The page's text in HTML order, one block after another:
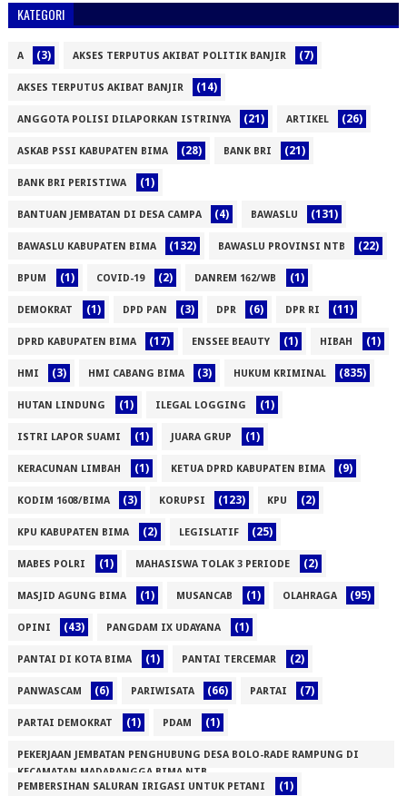
KATEGORI
A (3) AKSES TERPUTUS AKIBAT POLITIK BANJIR (7)
AKSES TERPUTUS AKIBAT BANJIR (14)
ANGGOTA POLISI DILAPORKAN ISTRINYA (21) ARTIKEL (26)
ASKAB PSSI KABUPATEN BIMA (28) BANK BRI (21)
BANK BRI PERISTIWA (1)
BANTUAN JEMBATAN DI DESA CAMPA (4) BAWASLU (131)
BAWASLU KABUPATEN BIMA (132) BAWASLU PROVINSI NTB (22)
BPUM (1) COVID-19 (2) DANREM 162/WB (1)
DEMOKRAT (1) DPD PAN (3) DPR (6) DPR RI (11)
DPRD KABUPATEN BIMA (17) ENSSEE BEAUTY (1) HIBAH (1)
HMI (3) HMI CABANG BIMA (3) HUKUM KRIMINAL (835)
HUTAN LINDUNG (1) ILEGAL LOGGING (1)
ISTRI LAPOR SUAMI (1) JUARA GRUP (1)
KERACUNAN LIMBAH (1) KETUA DPRD KABUPATEN BIMA (9)
KODIM 1608/BIMA (3) KORUPSI (123) KPU (2)
KPU KABUPATEN BIMA (2) LEGISLATIF (25)
MABES POLRI (1) MAHASISWA TOLAK 3 PERIODE (2)
MASJID AGUNG BIMA (1) MUSANCAB (1) OLAHRAGA (95)
OPINI (43) PANGDAM IX UDAYANA (1)
PANTAI DI KOTA BIMA (1) PANTAI TERCEMAR (2)
PANWASCAM (6) PARIWISATA (66) PARTAI (7)
PARTAI DEMOKRAT (1) PDAM (1)
PEKERJAAN JEMBATAN PENGHUBUNG DESA BOLO-RADE RAMPUNG DI
KECAMATAN MADAPANGGA BIMA NTB
(1)PEMBERSIHAN SALURAN IRIGASI UNTUK PETANI (1)